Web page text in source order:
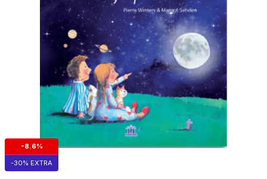
-8.6%
-30% EXTRA